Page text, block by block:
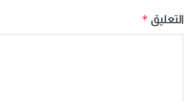
التعليق *